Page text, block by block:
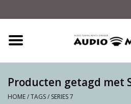
Tuning
Producten getagd met
HOME/TAGS/ SERIES 7